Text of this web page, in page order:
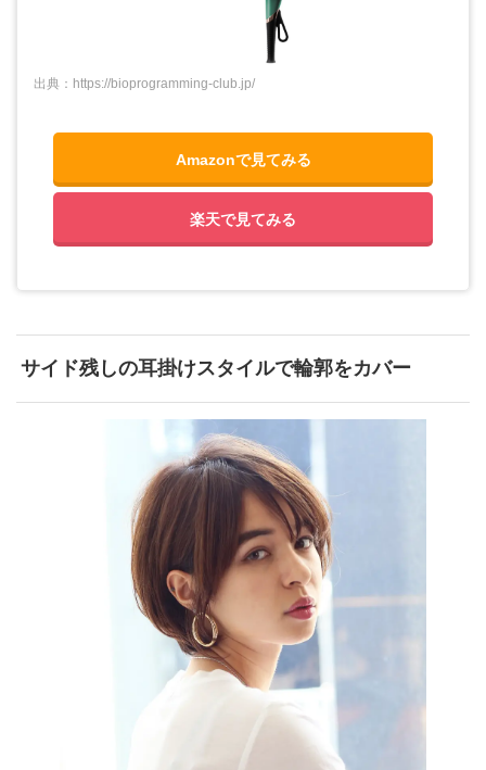
出典：https://bioprogramming-club.jp/
Amazonで見てみる
楽天で見てみる
サイド残しの耳掛けスタイルで輪郭をカバー